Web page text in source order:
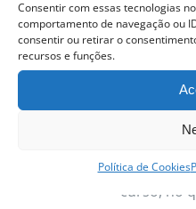
Consentir com essas tecnologias
comportamento de navegação ou
consentir ou retirar o
recursos e funções.
Política de Cookies
Delicadas,
Devem,
o mundo
nos
e opções
curso, no